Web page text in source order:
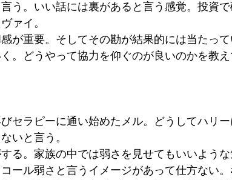
う。いい話には裏があると言う感覚。投資
ァイ。
が重要。そしてその勘が結果的には当たっ
。どうやって協力を仰ぐのが良いのかを教
セラピーに通い始めたメル。どうしてハリ
いと言う。
る。家族の中では弱さを見せてもいいよう
ール弱さと言うイメージがあって仕方ない。